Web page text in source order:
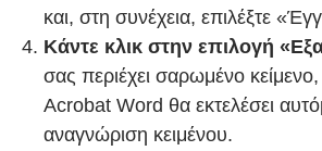
και, στη συνέχεια, επιλέξτε
Κάντε κλικ στην επιλογή
σας περιέχει σαρωμένο
Acrobat Word θα εκτελέσει
αναγνώριση κειμένου.